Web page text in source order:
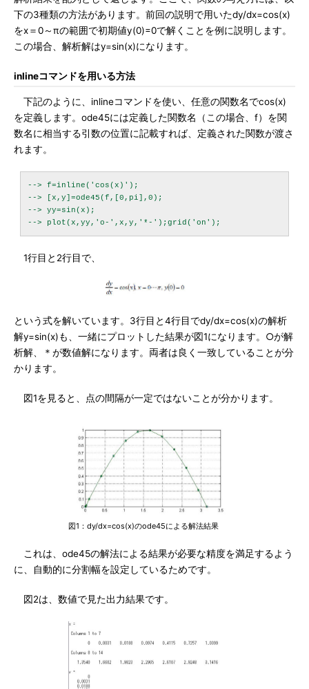
下の3種類の方法があります。前回の説明で用いたdy/dx=cos(x)
をx＝0～πの範囲で初期値y(0)=0で解くことを例に説明します。
この場合、解析解はy=sin(x)になります。
inlineコマンドを用いる方法
下記のように、inlineコマンドを使い、任意の関数名でcos(x)
を定義します。ode45には定義した関数名（この場合、f）を関
数名に相当する引数の位置に記載すれば、定義された関数が渡さ
れます。
--> f=inline('cos(x)');
--> [x,y]=ode45(f,[0,pi],0);
--> yy=sin(x);
1行目と2行目で、
という式を解いています。3行目と4行目でdy/dx=cos(x)の解析
解y=sin(x)も、一緒にプロットした結果が図1になります。○が解
析解、＊が数値解になります。両者は良く一致していることが分
かります。
図1を見ると、点の間隔が一定ではないことが分かります。
図1：dy/dx=cos(x)のode45による解法結果
これは、ode45の解法による結果が必要な精度を満足するよう
に、自動的に分割幅を設定しているためです。
図2は、数値で見た出力結果です。